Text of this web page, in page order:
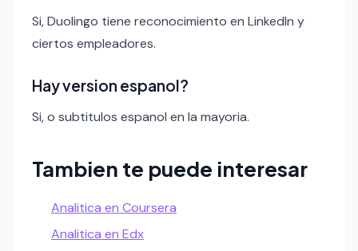
Si, Duolingo tiene reconocimiento en LinkedIn y
ciertos empleadores.
Hay version espanol?
Si, o subtitulos espanol en la mayoria.
Tambien te puede interesar
Analitica en Coursera
Analitica en Edx